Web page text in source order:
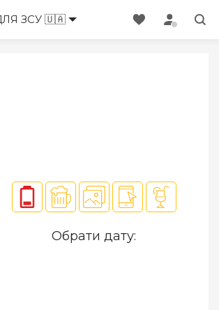
ЗСУ 🇺🇦
Обрати дату: